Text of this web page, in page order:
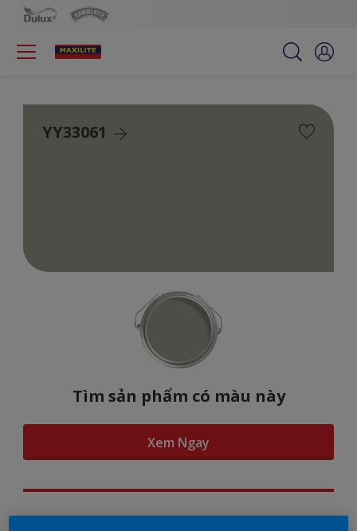
YY33061
Tìm sản phẩm có màu này
Xem Ngay